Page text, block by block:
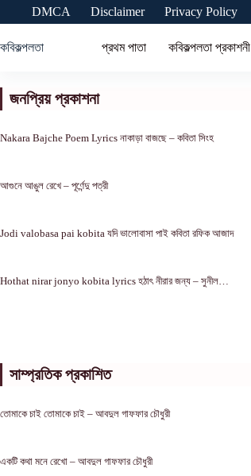
DMCA Disclaimer Privacy Policy
কবিকল্পলতা প্রথম পাতা কবিকল্পলতা প্রকাশনী
জনপ্রিয় প্রকাশনা
Nakara Bajche Poem Lyrics নাকাড়া বাজছে – কবিতা সিংহ
আগুনে আঙুল রেখে – পূর্ণেন্দু পত্রী
Jodi valobasa pai kobita যদি ভালোবাসা পাই কবিতা রফিক আজাদ
Hothat nirar jonyo kobita lyrics হঠাৎ নীরার জন্য – সুনীল…
সাম্প্রতিক প্রকাশিত
তোমাকে চাই তোমাকে চাই – আবদুল গাফফার চৌধুরী
একটি কথা মনে রেখো – আবদুল গাফফার চৌধুরী